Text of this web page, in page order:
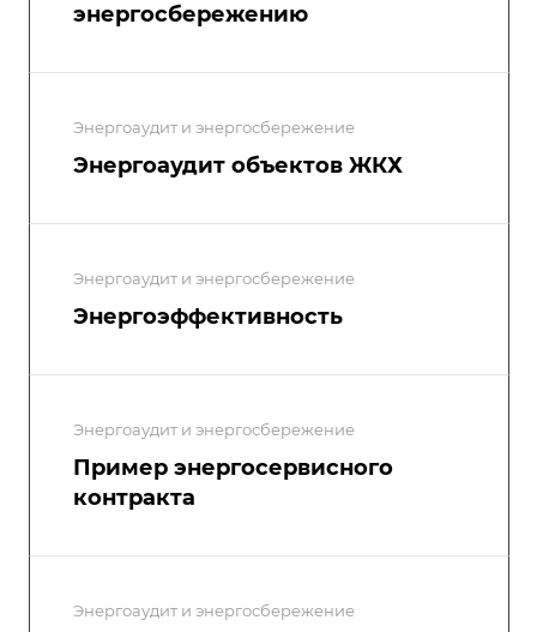
энергосбережению
Энергоаудит и энергосбережение
Энергоаудит объектов ЖКХ
Энергоаудит и энергосбережение
Энергоэффективность
Энергоаудит и энергосбережение
Пример энергосервисного
контракта
Энергоаудит и энергосбережение